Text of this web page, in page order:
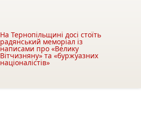
На Тернопільщині досі стоїть
радянський меморіал із
написами про «Велику
Вітчизняну» та «буржуазних
націоналістів»